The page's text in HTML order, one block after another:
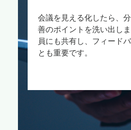
会議を見える化したら、
善のポイントを洗い出し
員にも共有し、フィード
とも重要です。